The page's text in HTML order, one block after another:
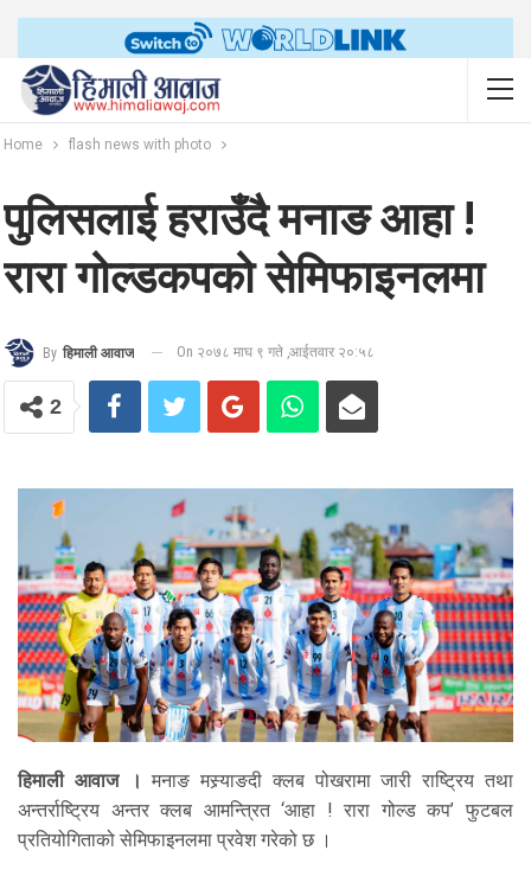
Home flash news with photo
पुलिसलाई हराउँदै मनाङ आहा !
रारा गोल्डकपको सेमिफाइनलमा
By हिमाली आवाज On २०७८ माघ ९ गते ,आईतवार २०:५८
2
हिमाली आवाज । मनाङ मस्र्याङदी क्लब पोखरामा जारी राष्ट्रिय तथा
अन्तर्राष्ट्रिय अन्तर क्लब आमन्त्रित ‘आहा ! रारा गोल्ड कप’ फुटबल
प्रतियोगिताको सेमिफाइनलमा प्रवेश गरेको छ ।